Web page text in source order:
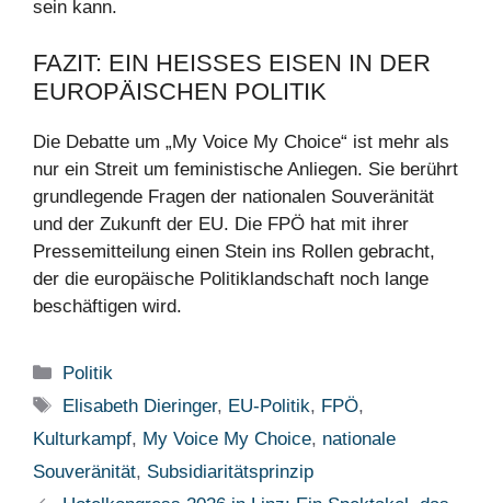
sein kann.
FAZIT: EIN HEISSES EISEN IN DER E
UROPÄISCHEN POLITIK
Die Debatte um „My Voice My Choice“ ist mehr als
nur ein Streit um feministische Anliegen. Sie berührt
grundlegende Fragen der nationalen Souveränität
und der Zukunft der EU. Die FPÖ hat mit ihrer
Pressemitteilung einen Stein ins Rollen gebracht,
der die europäische Politiklandschaft noch lange
beschäftigen wird.
Kategorien
Politik
Schlagwörter
Elisabeth Dieringer, EU-Politik, FPÖ,
Kulturkampf, My Voice My Choice, nationale
Souveränität, Subsidiaritätsprinzip